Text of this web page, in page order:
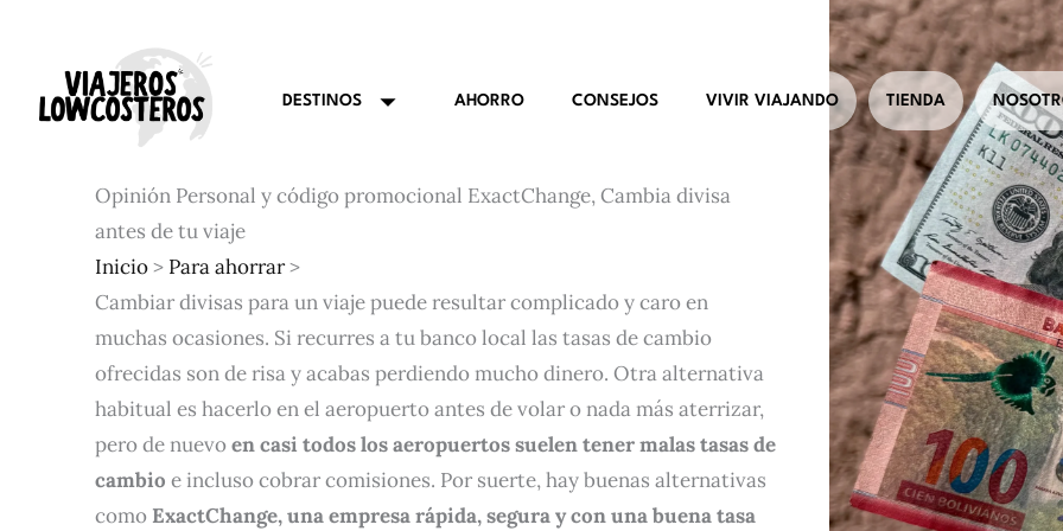
contenido
DESTINOS AHORRO CONSEJOS VIVIR VIAJANDO TIENDA
Opinión Personal y código promocional ExactChange, Cambia divisa
antes de tu viaje
Inicio> Para ahorrar>
Cambiar divisas para un viaje puede resultar complicado y caro en
muchas ocasiones. Si recurres a tu banco local las tasas de cambio
ofrecidas son de risa y acabas perdiendo mucho dinero. Otra alternativa
habitual es hacerlo en el aeropuerto antes de volar o nada más aterrizar,
pero de nuevoen casi todos los aeropuertos suelen tener malas tasas de
cambio e incluso cobrar comisiones. Por suerte, hay buenas alternativas
como ExactChange, una empresa rápida, segura y con una buena tasa